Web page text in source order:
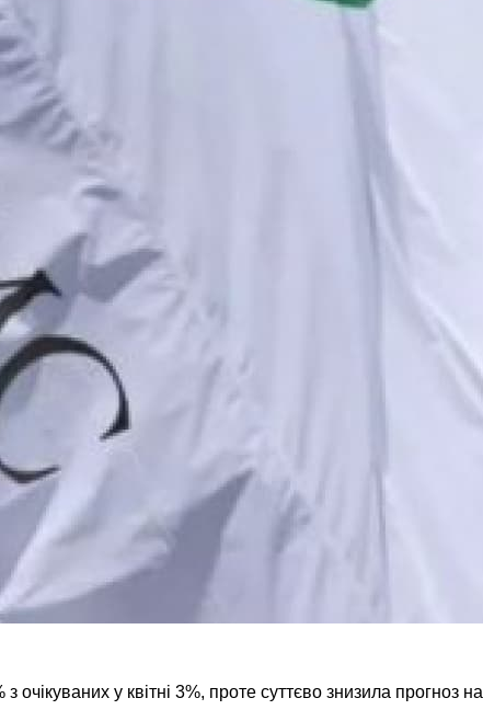
очікуваних у квітні 3%, проте суттєво знизила прогноз